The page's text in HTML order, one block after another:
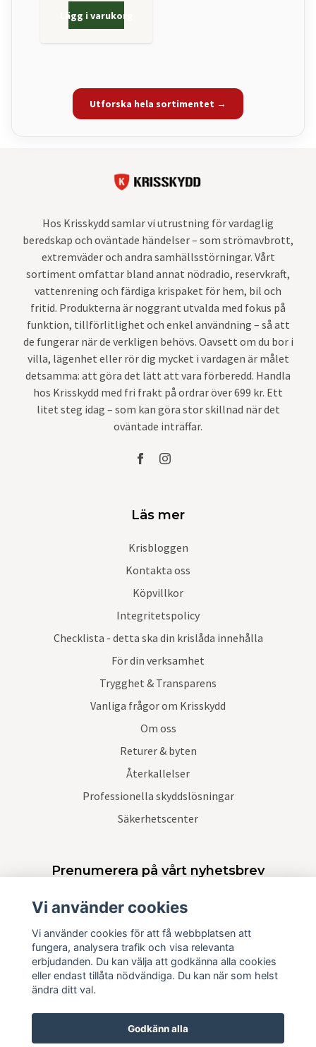
Lägg i varukorg
Utforska hela sortimentet →
Hos Krisskydd samlar vi utrustning för vardaglig
beredskap och oväntade händelser – som strömavbrott,
extremväder och andra samhällsstörningar. Vårt
sortiment omfattar bland annat nödradio, reservkraft,
vattenrening och färdiga krispaket för hem, bil och
fritid. Produkterna är noggrant utvalda med fokus på
funktion, tillförlitlighet och enkel användning – så att
de fungerar när de verkligen behövs. Oavsett om du bor i
villa, lägenhet eller rör dig mycket i vardagen är målet
detsamma: att göra det lätt att vara förberedd. Handla
hos Krisskydd med fri frakt på ordrar över 699 kr. Ett
litet steg idag – som kan göra stor skillnad när det
oväntade inträffar.
Läs mer
Krisbloggen
Kontakta oss
Köpvillkor
Integritetspolicy
Checklista - detta ska din krislåda innehålla
För din verksamhet
Trygghet & Transparens
Vanliga frågor om Krisskydd
Om oss
Returer & byten
Återkallelser
Professionella skyddslösningar
Säkerhetscenter
Prenumerera på vårt nyhetsbrev
Vi använder cookies
Vi använder cookies för att få webbplatsen att
fungera, analysera trafik och visa relevanta
erbjudanden. Du kan välja att godkänna alla cookies
eller endast tillåta nödvändiga. Du kan när som helst
ändra ditt val.
Godkänn alla